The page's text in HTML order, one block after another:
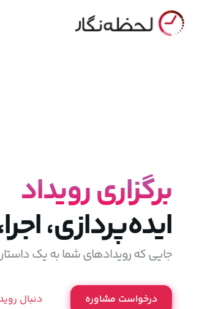
برگزاری رویداد
ایده‌پردازی،
جایی که رویدادهای شما به یک
درخواست مشاوره دنبال